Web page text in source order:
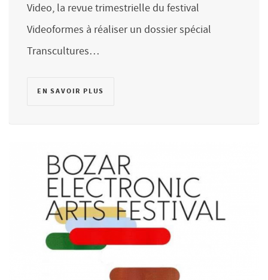
Video, la revue trimestrielle du festival
Videoformes à réaliser un dossier spécial
Transcultures…
EN SAVOIR PLUS